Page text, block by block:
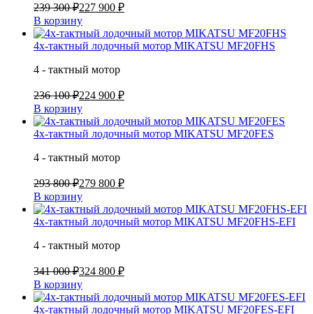
239 300 ₽227 900 ₽
В корзину
4х-тактный лодочный мотор MIKATSU MF20FHS
4 - тактный мотор
236 100 ₽224 900 ₽
В корзину
4х-тактный лодочный мотор MIKATSU MF20FES
4 - тактный мотор
293 800 ₽279 800 ₽
В корзину
4х-тактный лодочный мотор MIKATSU MF20FHS-EFI
4 - тактный мотор
341 000 ₽324 800 ₽
В корзину
4х-тактный лодочный мотор MIKATSU MF20FES-EFI